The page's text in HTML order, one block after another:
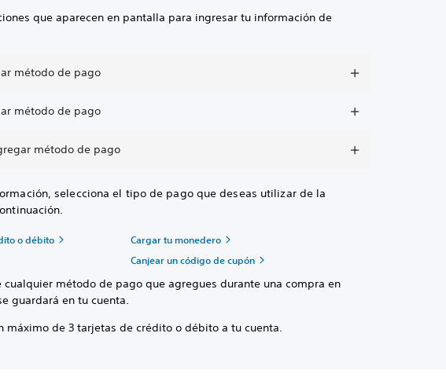
que aparecen en pantalla para ingresar tu información de
método de pago
método de pago
método de pago
selecciona el tipo de pago que deseas utilizar de la
o débito
Cargar tu monedero
Canjear un código de cupón
cualquier método de pago que agregues durante una compra en
guardará en tu cuenta.
máximo de 3 tarjetas de crédito o débito a tu cuenta.